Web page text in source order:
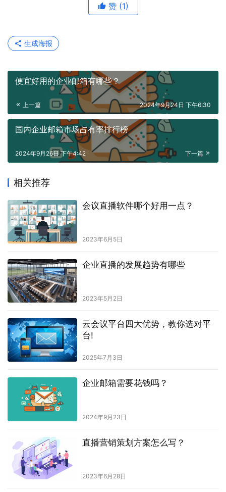
赞 (1)
生成海报
便宜好用的企业邮箱有哪些？
上一篇 2024年9月24日 下午6:30
国内企业邮箱市场占有率排行榜
下一篇
2024年9月26日 下午4:42
相关推荐
会议直播软件哪个好用一点？
2023年6月5日
企业直播的发展趋势有哪些
2023年5月2日
云会议平台四大优势，教你选对平
台!
2025年7月3日
企业邮箱需要花钱吗？
2024年9月23日
直播营销策划方案怎么写？
2023年6月28日